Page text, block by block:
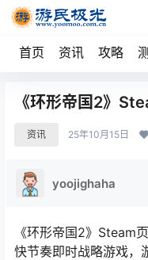
首页 资讯 攻略
《环形帝国2》
资讯 25年10月15日
yoojighaha
《环形帝国2》Steam
快节奏即时战略游戏，